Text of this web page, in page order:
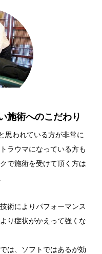
施術へのこだわり
思われている方が非常に
ラウマになっている方も
で施術を受けて頂く方は
術によりパフォーマンス
り症状がかえって強くな
は、ソフトではあるが効